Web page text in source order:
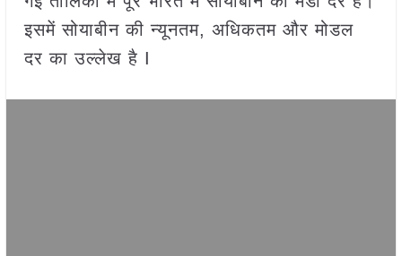
इसमें सोयाबीन की न्यूनतम, अधिकतम और मोडल
दर का उल्लेख है I